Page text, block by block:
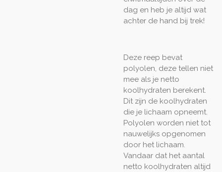
dag en heb je altijd wat
achter de hand bij trek!
Deze reep bevat
polyolen, deze tellen niet
mee als je netto
koolhydraten berekent.
Dit zijn de koolhydraten
die je lichaam opneemt.
Polyolen worden niet tot
nauwelijks opgenomen
door het lichaam.
Vandaar dat het aantal
netto koolhydraten altijd